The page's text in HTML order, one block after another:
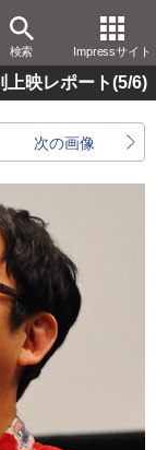
検索 Impressサイト
上映レポート(5/6)
次の画像